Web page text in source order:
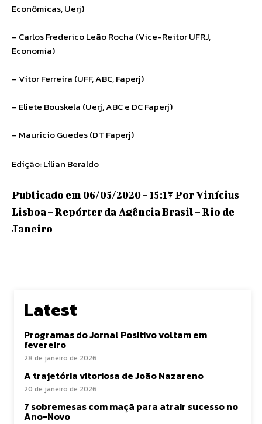
Econômicas, Uerj)
– Carlos Frederico Leão Rocha (Vice-Reitor UFRJ,
Economia)
– Vitor Ferreira (UFF, ABC, Faperj)
– Eliete Bouskela (Uerj, ABC e DC Faperj)
– Mauricio Guedes (DT Faperj)
Edição: Lílian Beraldo
Publicado em 06/05/2020 – 15:17 Por Vinícius
Lisboa – Repórter da Agência Brasil – Rio de
Janeiro
Latest
Programas do Jornal Positivo voltam em
fevereiro
28 de janeiro de 2026
A trajetória vitoriosa de João Nazareno
20 de janeiro de 2026
7 sobremesas com maçã para atrair sucesso no
Ano-Novo